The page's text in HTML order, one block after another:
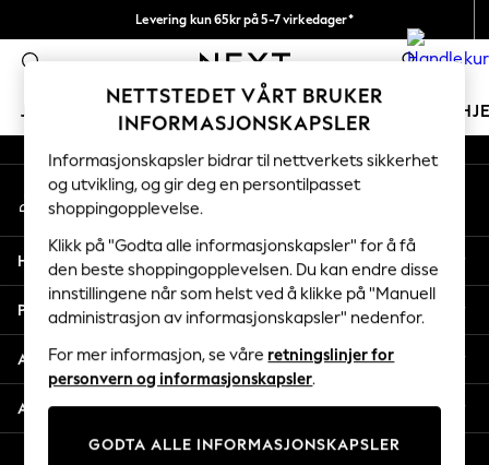
Levering kun 65kr på 5-7 virkedager*
Vi betaler alle tollavgifter 0
JENTER GUTTER BABY KVINNER
GIRLS
New In
50 - 92cm
98 - 110cm
116 - 134cm
140 - 174cm
Trending: Top & Short Sets
Trending: Clogs
Toy Story
THE SET
Coats & Jackets
An error occurred on client
Våre sosiale nettverk
Min konto
Logg inn på kontoen din
Hjelp
Personvern & Juridisk
Avdelinger
Andre tjenester
NETTSTEDET VÅRT BRUKER
INFORMASJONSKAPSLER
Informasjonskapsler bidrar til nettverkets sikkerhet
og utvikling, og gir deg en persontilpasset
shoppingopplevelse.
Klikk på "Godta alle informasjonskapsler" for å få
den beste shoppingopplevelsen. Du kan endre disse
innstillingene når som helst ved å klikke på "Manuell
administrasjon av informasjonskapsler" nedenfor.
For mer informasjon, se våre retningslinjer for
personvern og informasjonskapsler.
GODTA ALLE INFORMASJONSKAPSLER